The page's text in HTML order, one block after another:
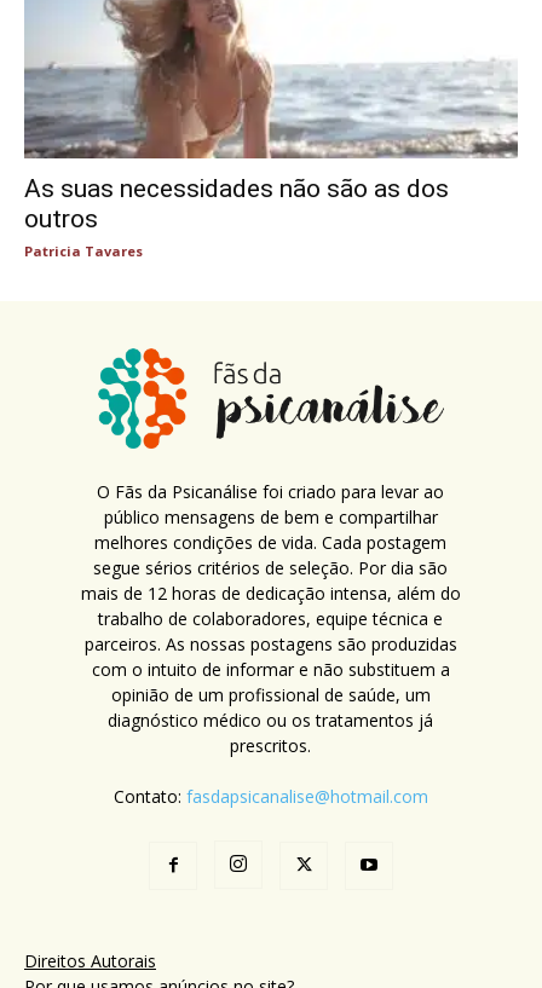
As suas necessidades não são as dos
outros
Patricia Tavares
O Fãs da Psicanálise foi criado para levar ao
público mensagens de bem e compartilhar
melhores condições de vida. Cada postagem
segue sérios critérios de seleção. Por dia são
mais de 12 horas de dedicação intensa, além do
trabalho de colaboradores, equipe técnica e
parceiros. As nossas postagens são produzidas
com o intuito de informar e não substituem a
opinião de um profissional de saúde, um
diagnóstico médico ou os tratamentos já
prescritos.
Contato: fasdapsicanalise@hotmail.com
Direitos Autorais